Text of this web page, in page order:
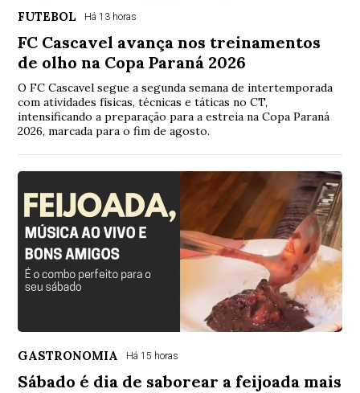
FUTEBOL Há 13 horas
FC Cascavel avança nos treinamentos
de olho na Copa Paraná 2026
O FC Cascavel segue a segunda semana de intertemporada
com atividades físicas, técnicas e táticas no CT,
intensificando a preparação para a estreia na Copa Paraná
2026, marcada para o fim de agosto.
GASTRONOMIA Há 15 horas
Sábado é dia de saborear a feijoada mais